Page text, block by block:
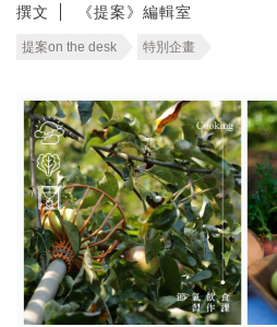
撰文 《提案》編輯室
提案on the desk 特別企畫